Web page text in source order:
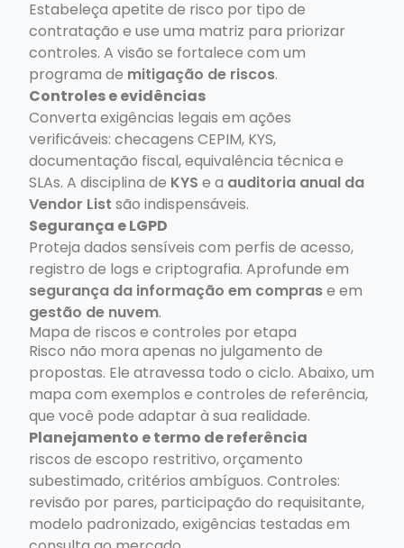
Estabeleça apetite de risco por tipo de
contratação e use uma matriz para priorizar
controles. A visão se fortalece com um
programa de mitigação de riscos.
Controles e evidências
Converta exigências legais em ações
verificáveis: checagens CEPIM, KYS,
documentação fiscal, equivalência técnica e
SLAs. A disciplina de KYS e a auditoria anual da
Vendor List são indispensáveis.
Segurança e LGPD
Proteja dados sensíveis com perfis de acesso,
registro de logs e criptografia. Aprofunde em
segurança da informação em comprase em
gestão de nuvem.
Mapa de riscos e controles por etapa
Risco não mora apenas no julgamento de
propostas. Ele atravessa todo o ciclo. Abaixo, um
mapa com exemplos e controles de referência,
que você pode adaptar à sua realidade.
Planejamento e termo de referência
riscos de escopo restritivo, orçamento
subestimado, critérios ambíguos. Controles:
revisão por pares, participação do requisitante,
modelo padronizado, exigências testadas em